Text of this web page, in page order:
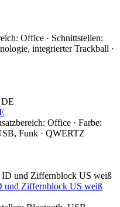
Office · Schnittstellen:
integrierter Trackball ·
Office · Farbe:
Funk · QWERTZ
und Ziffernblock US weiß